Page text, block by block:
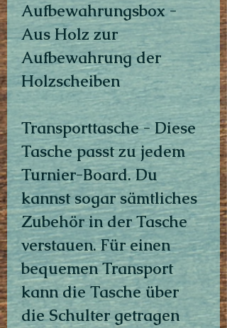
Aufbewahrungsbox -
Aus Holz zur
Aufbewahrung der
Holzscheiben
Transporttasche - Diese
Tasche passt zu jedem
Turnier-Board. Du
kannst sogar sämtliches
Zubehör in der Tasche
verstauen. Für einen
bequemen Transport
kann die Tasche über
die Schulter getragen